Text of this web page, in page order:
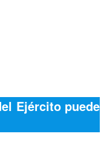
Ejército puede